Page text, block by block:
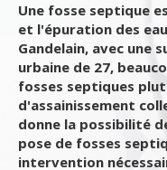
Une fosse septique
et l'épuration des
Gandelain, avec une
urbaine de 27,
fosses septiques
d'assainissement
donne la possibilité
pose de fosses
intervention